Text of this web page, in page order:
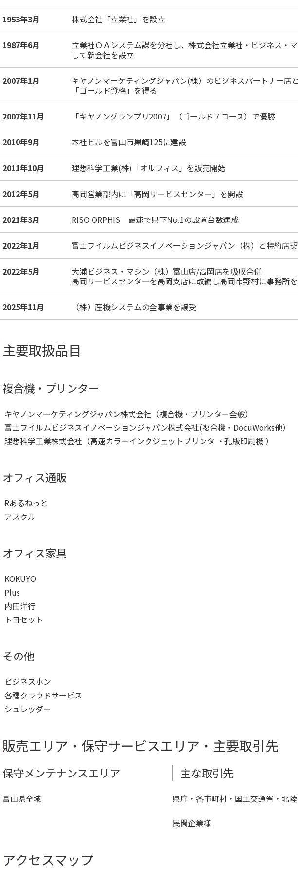
1953年3月 株式会社「立業社」を設立
1987年6月
立業社ＯＡシステム課を分社し、株式会社立業社・ビジネス・
して新会社を設立
2007年1月
キヤノンマーケティングジャパン(株）のビジネスパートナー店と
「ゴールド資格」を得る
2007年11月 「キヤノングランプリ2007」（ゴールド７コース）で優勝
2010年9月 本社ビルを富山市黒崎125に建設
2011年10月 理想科学工業(株)「オルフィス」を販売開始
2012年5月 高岡営業部内に「高岡サービスセンター」を開設
2021年3月 RISO ORPHIS 最速で県下No.1の設置台数達成
2022年1月 富士フイルムビジネスイノベーションジャパン（株）と特約店
2022年5月
大浦ビジネス・マシン（株）富山店/高岡店を吸収合併
高岡サービスセンターを高岡支店に改編し高岡市野村に事務所
2025年11月 （株）産機システムの全事業を譲受
主要取扱品目
複合機・プリンター
キヤノンマーケティングジャパン株式会社（複合機・プリンター全般）
富士フイルムビジネスイノベーションジャパン株式会社(複合機・DocuWorks他）
理想科学工業株式会社（高速カラーインクジェットプリンタ ・孔版印刷機 ）
オフィス通販
Rあるねっと
アスクル
オフィス家具
KOKUYO
Plus
内田洋行
トヨセット
その他
ビジネスホン
各種クラウドサービス
シュレッダー
販売エリア・保守サービスエリア・主要取引先
保守メンテナンスエリア
富山県全域
主な取引先
県庁・各市町村・国土交通省・北
民間企業様
アクセスマップ